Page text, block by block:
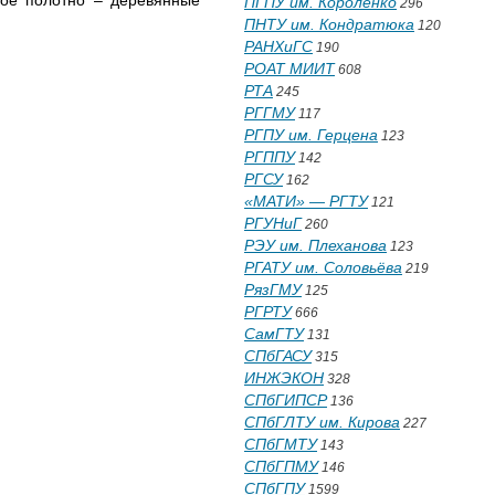
296
ПНТУ им. Кондратюка 120
РАНХиГС 190
РОАТ МИИТ 608
РТА 245
РГГМУ117
РГПУ им. Герцена 123
РГППУ142
РГСУ162
«МАТИ» — РГТУ121
РГУНиГ 260
РЭУ им. Плеханова 123
РГАТУ им. Соловьёва 219
РязГМУ125
РГРТУ666
СамГТУ131
СПбГАСУ315
ИНЖЭКОН 328
СПбГИПСР136
СПбГЛТУ им. Кирова 227
СПбГМТУ143
СПбГПМУ146
СПбГПУ1599